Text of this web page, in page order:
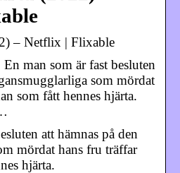
– Netflix | Flixable
man som är fast besluten
som mördat
som fått hennes hjärta.
att hämnas på den
mördat hans fru träffar
hjärta.